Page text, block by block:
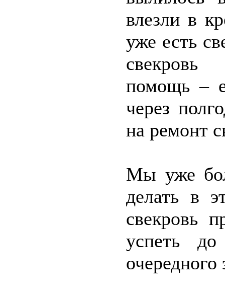
влезли в
уже есть
помощь –
через
на ремонт
Мы уже
делать в
свекровь
успеть до
очередного